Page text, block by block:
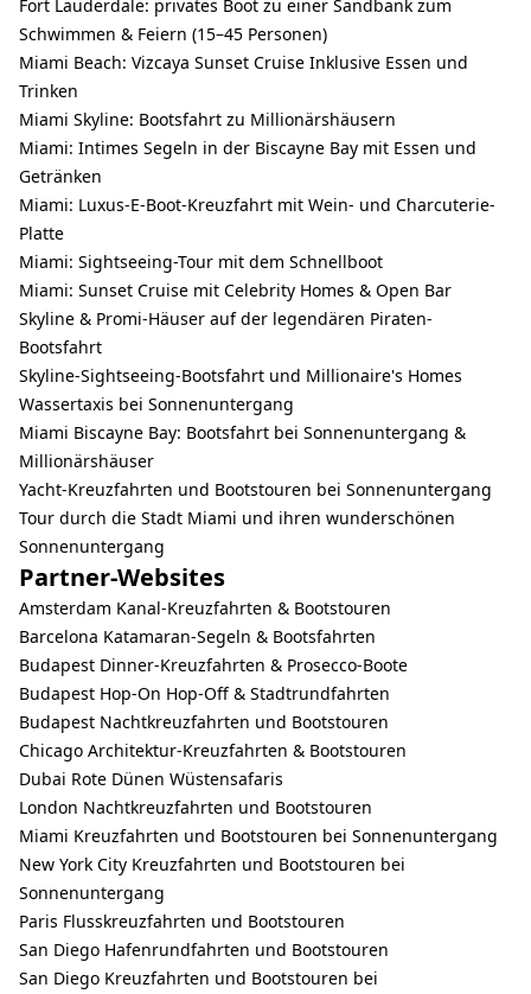
Fort Lauderdale: privates Boot zu einer Sandbank zum
Schwimmen & Feiern (15–45 Personen)
Miami Beach: Vizcaya Sunset Cruise Inklusive Essen und
Trinken
Miami Skyline: Bootsfahrt zu Millionärshäusern
Miami: Intimes Segeln in der Biscayne Bay mit Essen und
Getränken
Miami: Luxus-E-Boot-Kreuzfahrt mit Wein- und Charcuterie-
Platte
Miami: Sightseeing-Tour mit dem Schnellboot
Miami: Sunset Cruise mit Celebrity Homes & Open Bar
Skyline & Promi-Häuser auf der legendären Piraten-
Bootsfahrt
Skyline-Sightseeing-Bootsfahrt und Millionaire's Homes
Wassertaxis bei Sonnenuntergang
Miami Biscayne Bay: Bootsfahrt bei Sonnenuntergang &
Millionärshäuser
Yacht-Kreuzfahrten und Bootstouren bei Sonnenuntergang
Tour durch die Stadt Miami und ihren wunderschönen
Sonnenuntergang
Partner-Websites
Amsterdam Kanal-Kreuzfahrten & Bootstouren
Barcelona Katamaran-Segeln & Bootsfahrten
Budapest Dinner-Kreuzfahrten & Prosecco-Boote
Budapest Hop-On Hop-Off & Stadtrundfahrten
Budapest Nachtkreuzfahrten und Bootstouren
Chicago Architektur-Kreuzfahrten & Bootstouren
Dubai Rote Dünen Wüstensafaris
London Nachtkreuzfahrten und Bootstouren
Miami Kreuzfahrten und Bootstouren bei Sonnenuntergang
New York City Kreuzfahrten und Bootstouren bei
Sonnenuntergang
Paris Flusskreuzfahrten und Bootstouren
San Diego Hafenrundfahrten und Bootstouren
San Diego Kreuzfahrten und Bootstouren bei